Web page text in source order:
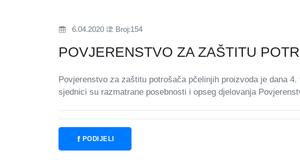
6.04.2020 Broj:154
POVJERENSTVO ZA ZAŠTITU
Povjerenstvo za zaštitu potrošača pčelinjih proizvoda je dana
sjednici su razmatrane posebnosti i opseg djelovanja
PODIJELI